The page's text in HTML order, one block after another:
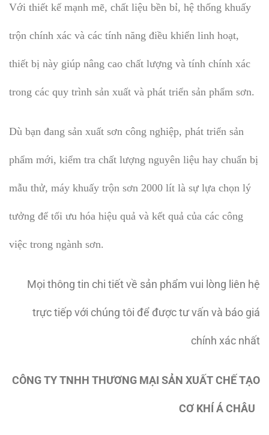
Với thiết kế mạnh mẽ, chất liệu bền bỉ, hệ thống khuấy
trộn chính xác và các tính năng điều khiển linh hoạt,
thiết bị này giúp nâng cao chất lượng và tính chính xác
trong các quy trình sản xuất và phát triển sản phẩm sơn.
Dù bạn đang sản xuất sơn công nghiệp, phát triển sản
phẩm mới, kiểm tra chất lượng nguyên liệu hay chuẩn bị
mẫu thử, máy khuấy trộn sơn 2000 lít là sự lựa chọn lý
tưởng để tối ưu hóa hiệu quả và kết quả của các công
việc trong ngành sơn.
Mọi thông tin chi tiết về sản phẩm vui lòng liên hệ
trực tiếp với chúng tôi để được tư vấn và báo giá
chính xác nhất
CÔNG TY TNHH THƯƠNG MẠI SẢN XUẤT CHẾ TẠO
CƠ KHÍ Á CHÂU